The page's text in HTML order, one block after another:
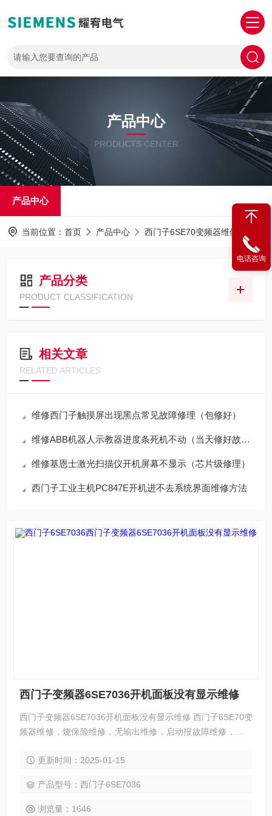
产品中心
PRODUCTS CENTER
产品中心
当前位置： 首页 产品中心 西门子6SE70变频器维修
产品分类
PRODUCT CLASSIFICATION
相关文章
RELATED ARTICLES
维修西门子触摸屏出现黑点常见故障修理（包修好）
维修ABB机器人示教器进度条死机不动（当天修好故障）
维修基恩士激光扫描仪开机屏幕不显示（芯片级修理）
西门子工业主机PC847E开机进不去系统界面维修方法
西门子变频器6SE7036开机面板没有显示维修
西门子变频器6SE7036开机面板没有显示维修 西门子6SE70变
频器维修，烧保险维修，无输出维修，启动报故障维修，复不
驱动板坏维修，面板无显示维修，报故障维修F002信号检测回
直流母线过压维修。 6SE70专业维修，6SE70VC维修，6SE7
0MC维修
更新时间：2025-01-15
产品型号：西门子6SE7036
浏览量：1646
电话咨询